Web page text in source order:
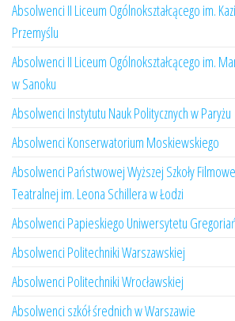
Absolwenci II Liceum Ogólnokształcącego im.
Przemyślu
Absolwenci II Liceum Ogólnokształcącego im.
w Sanoku
Absolwenci Instytutu Nauk Politycznych w Paryżu
Absolwenci Konserwatorium Moskiewskiego
Absolwenci Państwowej Wyższej Szkoły
Teatralnej im. Leona Schillera w Łodzi
Absolwenci Papieskiego Uniwersytetu
Absolwenci Politechniki Warszawskiej
Absolwenci Politechniki Wrocławskiej
Absolwenci szkół średnich w Warszawie